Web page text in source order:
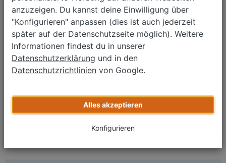
Honda CR-V 2.0 i-VTEC
11/2017
87.050 km
Schaltgetriebe
Benzin
114 kW (155 PS)
≈ 168 g CO₂/km (Komb.) ≈ 7,2 l/100 km (Komb.)
17.990 €
2
anzuzeigen. Du kannst deine Einwilligung über
"Konfigurieren" anpassen (dies ist auch jederzeit
später auf der Datenschutzseite möglich). Weitere
Informationen findest du in unserer
Datenschutzerklärung und in den
Datenschutzrichtlinien von Google.
Alles akzeptieren
Konfigurieren